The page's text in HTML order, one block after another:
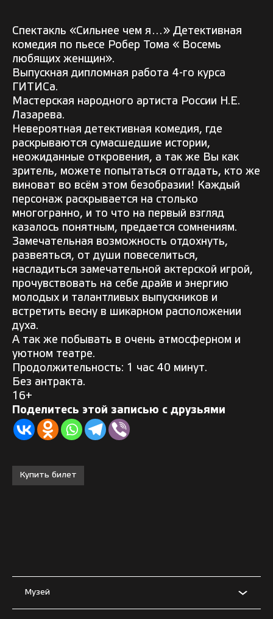
Спектакль «Сильнее чем я…» Детективная
комедия по пьесе Робер Тома « Восемь
любящих женщин».
Выпускная дипломная работа 4-го курса
ГИТИСа.
Мастерская народного артиста России Н.Е.
Лазарева.
Невероятная детективная комедия, где
раскрываются сумасшедшие истории,
неожиданные откровения, а так же Вы как
зритель, можете попытаться отгадать, кто же
виноват во всём этом безобразии! Каждый
персонаж раскрывается на столько
многогранно, и то что на первый взгляд
казалось понятным, предается сомнениям.
Замечательная возможность отдохнуть,
развеяться, от души повеселиться,
насладиться замечательной актерской игрой,
прочувствовать на себе драйв и энергию
молодых и талантливых выпускников и
встретить весну в шикарном расположении
духа.
А так же побывать в очень атмосферном и
уютном театре.
Продолжительность: 1 час 40 минут.
Без антракта.
16+
Поделитесь этой записью с друзьями
Купить билет
Музей